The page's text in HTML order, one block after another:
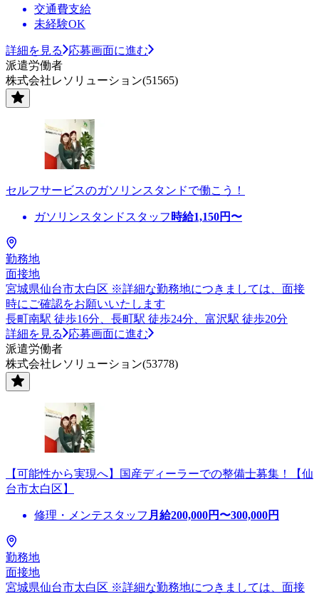
交通費支給
未経験OK
詳細を見る
応募画面に進む
派遣労働者
株式会社レソリューション(51565)
セルフサービスのガソリンスタンドで働こう！
ガソリンスタンドスタッフ 時給1,150円〜
勤務地
面接地
宮城県仙台市太白区 ※詳細な勤務地につきましては、面接
時にご確認をお願いいたします
長町南駅 徒歩16分、長町駅 徒歩24分、富沢駅 徒歩20分
詳細を見る
応募画面に進む
派遣労働者
株式会社レソリューション(53778)
【可能性から実現へ】国産ディーラーでの整備士募集！【仙
台市太白区】
修理・メンテスタッフ 月給200,000円〜300,000円
勤務地
面接地
宮城県仙台市太白区 ※詳細な勤務地につきましては、面接